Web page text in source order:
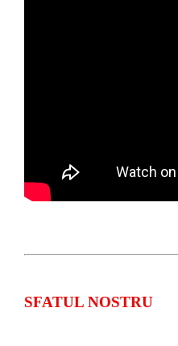
SFATUL NOSTRU